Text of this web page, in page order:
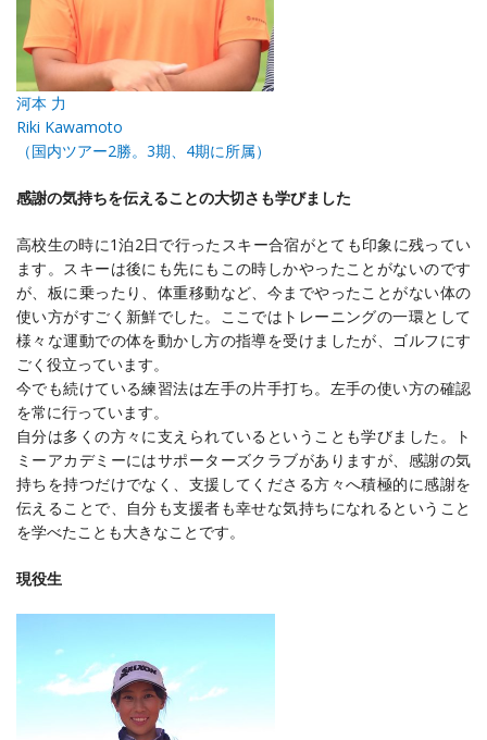
河本 力
Riki Kawamoto
（国内ツアー2勝。3期、4期に所属）
感謝の気持ちを伝えることの大切さも学びました
高校生の時に1泊2日で行ったスキー合宿がとても印象に残ってい
ます。スキーは後にも先にもこの時しかやったことがないのです
が、板に乗ったり、体重移動など、今までやったことがない体の
使い方がすごく新鮮でした。ここではトレーニングの一環として
様々な運動での体を動かし方の指導を受けましたが、ゴルフにす
ごく役立っています。
今でも続けている練習法は左手の片手打ち。左手の使い方の確認
を常に行っています。
自分は多くの方々に支えられているということも学びました。ト
ミーアカデミーにはサポーターズクラブがありますが、感謝の気
持ちを持つだけでなく、支援してくださる方々へ積極的に感謝を
伝えることで、自分も支援者も幸せな気持ちになれるということ
を学べたことも大きなことです。
現役生